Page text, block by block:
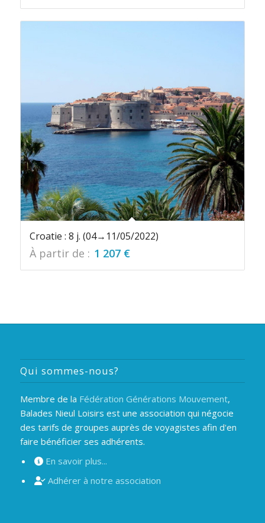
Croatie : 8 j. (04→11/05/2022)
À partir de : 1 207 €
Qui sommes-nous?
Membre de la Fédération Générations Mouvement,
Balades Nieul Loisirs est une association qui négocie
des tarifs de groupes auprès de voyagistes afin d'en
faire bénéficier ses adhérents.
En savoir plus...
Adhérer à notre association